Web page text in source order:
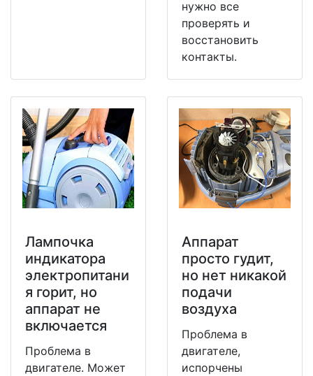
нужно все
проверять и
восстановить
контакты.
Лампочка
индикатора
электропитани
я горит, но
аппарат не
включается
Проблема в
двигателе. Может
Аппарат
просто гудит,
но нет никакой
подачи
воздуха
Проблема в
двигателе,
испорчены